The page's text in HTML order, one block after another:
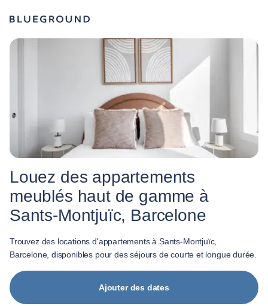
Louez des appartements
meublés haut de gamme à
Sants-Montjuïc, Barcelone
Trouvez des locations d'appartements à Sants-Montjuïc,
Barcelone, disponibles pour des séjours de courte et longue durée.
Ajouter des dates